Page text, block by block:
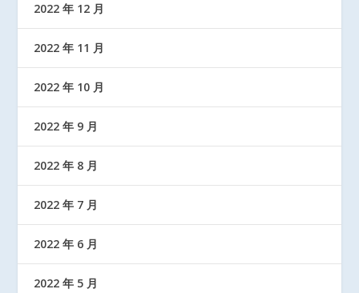
2022 年 12 月
2022 年 11 月
2022 年 10 月
2022 年 9 月
2022 年 8 月
2022 年 7 月
2022 年 6 月
2022 年 5 月